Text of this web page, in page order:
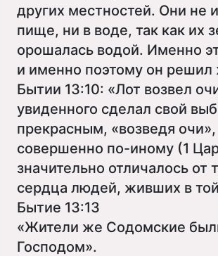
других местностей. Они не
пище, ни в воде, так как их
орошалась водой. Именно
и именно поэтому он решил
Бытии 13:10: «Лот возвел
увиденного сделал свой
прекрасным, «возведя
совершенно по-иному (1
значительно отличалось от
сердца людей, живших в
Бытие 13:13
«Жители же Содомские
Господом».